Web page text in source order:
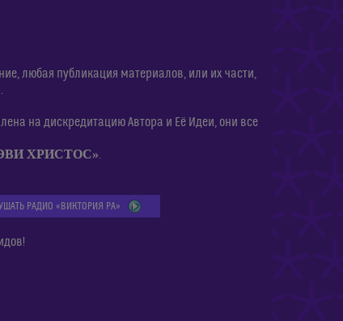
любая публикация материалов, или их части,
.
на дискредитацию Автора и Её Идеи, они все
ХРИСТОС».
РАДИО «ВИКТОРИЯ РА»